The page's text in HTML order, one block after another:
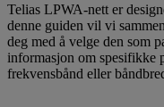
Telias LPWA-nett er
denne guiden vil vi
deg med å velge den som
informasjon om spesifikke
frekvensbånd eller